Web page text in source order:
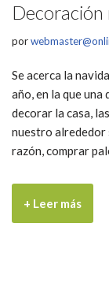
Decoración
por
Se acerca la
año, en la que una
decorar la casa,
nuestro alrededor
razón, comprar
+ Leer más